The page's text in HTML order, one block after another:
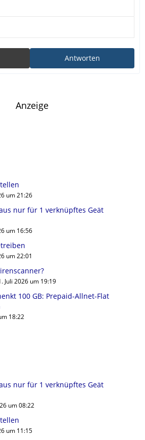
Antworten
Anzeige
um 21:26
nur für 1 verknüpftes Geät
um 16:56
um 22:01
Juli 2026 um 19:19
100 GB: Prepaid-Allnet-Flat
18:22
nur für 1 verknüpftes Geät
um 08:22
um 11:15